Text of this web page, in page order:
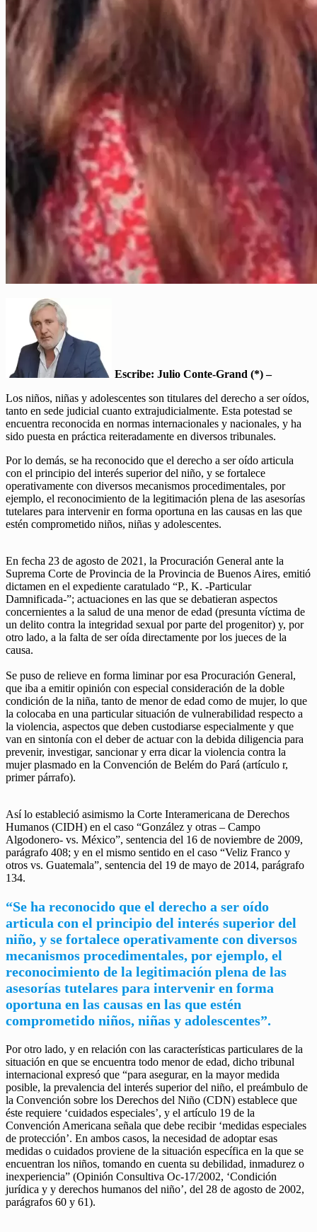
Escribe: Julio Conte-Grand (*) –
Los niños, niñas y adolescentes son titulares del derecho a ser oídos,
tanto en sede judicial cuanto extrajudicialmente. Esta potestad se
encuentra reconocida en normas internacionales y nacionales, y ha
sido puesta en práctica reiteradamente en diversos tribunales.
Por lo demás, se ha reconocido que el derecho a ser oído articula
con el principio del interés superior del niño, y se fortalece
operativamente con diversos mecanismos procedimentales, por
ejemplo, el reconocimiento de la legitimación plena de las asesorías
tutelares para intervenir en forma oportuna en las causas en las que
estén comprometido niños, niñas y adolescentes.
En fecha 23 de agosto de 2021, la Procuración General ante la
Suprema Corte de Provincia de la Provincia de Buenos Aires, emitió
dictamen en el expediente caratulado “P., K. -Particular
Damnificada-”; actuaciones en las que se debatieran aspectos
concernientes a la salud de una menor de edad (presunta víctima de
un delito contra la integridad sexual por parte del progenitor) y, por
otro lado, a la falta de ser oída directamente por los jueces de la
causa.
Se puso de relieve en forma liminar por esa Procuración General,
que iba a emitir opinión con especial consideración de la doble
condición de la niña, tanto de menor de edad como de mujer, lo que
la colocaba en una particular situación de vulnerabilidad respecto a
la violencia, aspectos que deben custodiarse especialmente y que
van en sintonía con el deber de actuar con la debida diligencia para
prevenir, investigar, sancionar y erra dicar la violencia contra la
mujer plasmado en la Convención de Belém do Pará (artículo r,
primer párrafo).
Así lo estableció asimismo la Corte Interamericana de Derechos
Humanos (CIDH) en el caso “González y otras – Campo
Algodonero- vs. México”, sentencia del 16 de noviembre de 2009,
parágrafo 408; y en el mismo sentido en el caso “Veliz Franco y
otros vs. Guatemala”, sentencia del 19 de mayo de 2014, parágrafo
134.
“Se ha reconocido que el derecho a ser oído
articula con el principio del interés superior del
niño, y se fortalece operativamente con diversos
mecanismos procedimentales, por ejemplo, el
reconocimiento de la legitimación plena de las
asesorías tutelares para intervenir en forma
oportuna en las causas en las que estén
comprometido niños, niñas y adolescentes”.
Por otro lado, y en relación con las características particulares de la
situación en que se encuentra todo menor de edad, dicho tribunal
internacional expresó que “para asegurar, en la mayor medida
posible, la prevalencia del interés superior del niño, el preámbulo de
la Convención sobre los Derechos del Niño (CDN) establece que
éste requiere ‘cuidados especiales’, y el artículo 19 de la
Convención Americana señala que debe recibir ‘medidas especiales
de protección’. En ambos casos, la necesidad de adoptar esas
medidas o cuidados proviene de la situación específica en la que se
encuentran los niños, tomando en cuenta su debilidad, inmadurez o
inexperiencia” (Opinión Consultiva Oc-17/2002, ‘Condición
jurídica y y derechos humanos del niño’, del 28 de agosto de 2002,
parágrafos 60 y 61).